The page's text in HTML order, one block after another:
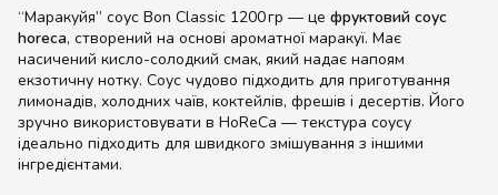
“Маракуйя” соус Bon Classic 1200 гр — це фруктовий соус
horeca, створений на основі ароматної маракуї. Має
насичений кисло-солодкий смак, який надає напоям
екзотичну нотку. Соус чудово підходить для приготування
лимонадів, холодних чаїв, коктейлів, фрешів і десертів. Його
зручно використовувати в HoReCa — текстура соусу
ідеально підходить для швидкого змішування з іншими
інгредієнтами.